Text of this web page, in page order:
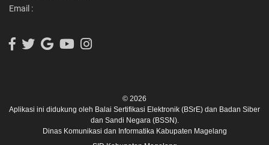
Email :
© 2026
Aplikasi ini didukung oleh Balai Sertifikasi Elektronik (BSrE) dan Badan Siber
dan Sandi Negara (BSSN).
Dinas Komunikasi dan Informatika Kabupaten Magelang